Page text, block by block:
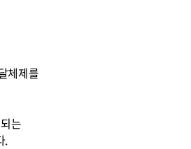
체제를
는
.